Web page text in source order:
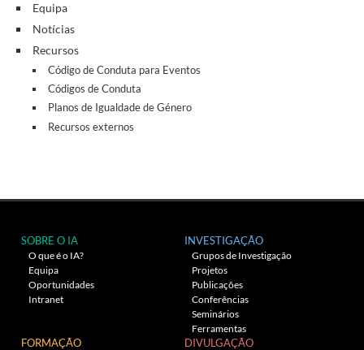
Equipa
Notícias
Recursos
Código de Conduta para Eventos
Códigos de Conduta
Planos de Igualdade de Género
Recursos externos
SOBRE O IA
O que é o IA?
Equipa
Oportunidades
Intranet
INVESTIGAÇÃO
Grupos de Investigação
Projetos
Publicações
Conferências
Seminários
Ferramentas
FORMAÇÃO DIVULGAÇÃO